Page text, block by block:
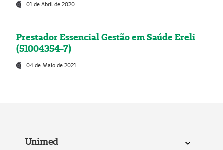
01 de Abril de 2020
Prestador Essencial Gestão em Saúde Ereli
(51004354-7)
04 de Maio de 2021
Unimed